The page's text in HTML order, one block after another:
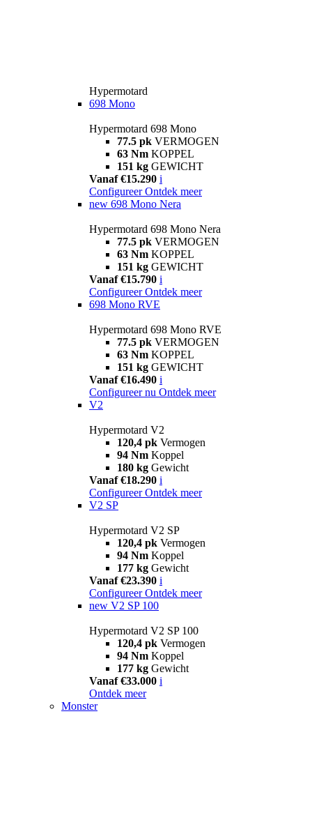
Hypermotard
698 Mono
Hypermotard 698 Mono
77.5 pk VERMOGEN
63 Nm KOPPEL
151 kg GEWICHT
Vanaf €15.290 i
Configureer Ontdek meer
new 698 Mono Nera
Hypermotard 698 Mono Nera
77.5 pk VERMOGEN
63 Nm KOPPEL
151 kg GEWICHT
Vanaf €15.790 i
Configureer Ontdek meer
698 Mono RVE
Hypermotard 698 Mono RVE
77.5 pk VERMOGEN
63 Nm KOPPEL
151 kg GEWICHT
Vanaf €16.490 i
Configureer nu Ontdek meer
V2
Hypermotard V2
120,4 pk Vermogen
94 Nm Koppel
180 kg Gewicht
Vanaf €18.290 i
Configureer Ontdek meer
V2 SP
Hypermotard V2 SP
120,4 pk Vermogen
94 Nm Koppel
177 kg Gewicht
Vanaf €23.390 i
Configureer Ontdek meer
new V2 SP 100
Hypermotard V2 SP 100
120,4 pk Vermogen
94 Nm Koppel
177 kg Gewicht
Vanaf €33.000 i
Ontdek meer
Monster